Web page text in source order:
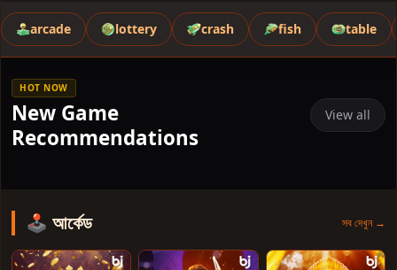
arcade lottery crash fish table
HOT NOW
New Game
Recommendations
View all
Loot & Labyrinths
🕹️ আর্কেড সব দেখুন →